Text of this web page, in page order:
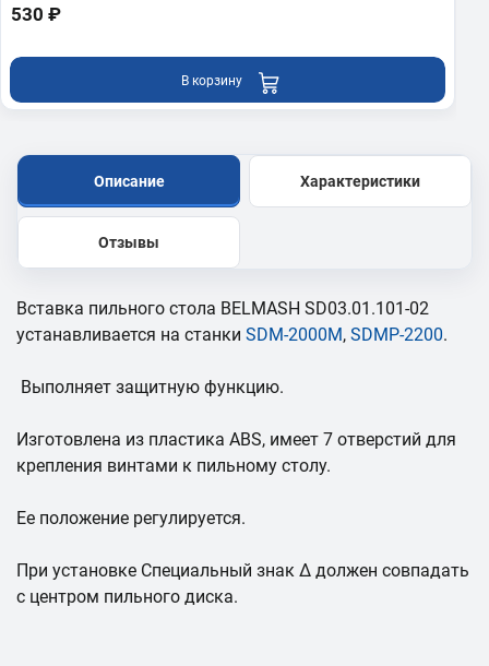
530 ₽
В корзину
Описание Характеристики
Отзывы
Вставка пильного стола BELMASH SD03.01.101-02
устанавливается на станки SDM-2000M, SDMP-2200.
Выполняет защитную функцию.
Изготовлена из пластика ABS, имеет 7 отверстий для
крепления винтами к пильному столу.
Ее положение регулируется.
При установке Специальный знак Δ должен совпадать
с центром пильного диска.